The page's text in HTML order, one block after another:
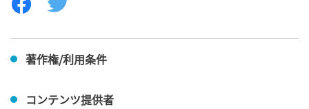
著作権/利用条件
コンテンツ提供者